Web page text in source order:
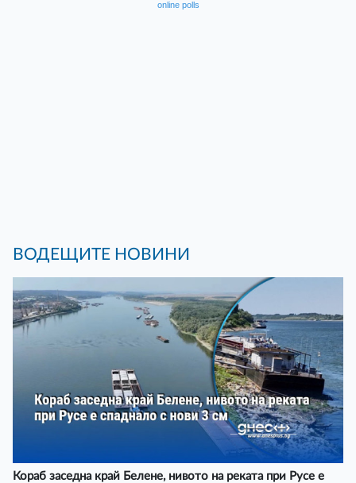
online polls
ВОДЕЩИТЕ НОВИНИ
Кораб заседна край Белене, нивото на реката при Русе е